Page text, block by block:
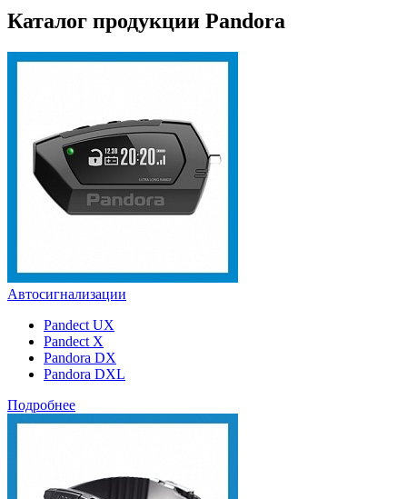
Каталог продукции Pandora
Автосигнализации
Pandect UX
Pandect X
Pandora DX
Pandora DXL
Подробнее